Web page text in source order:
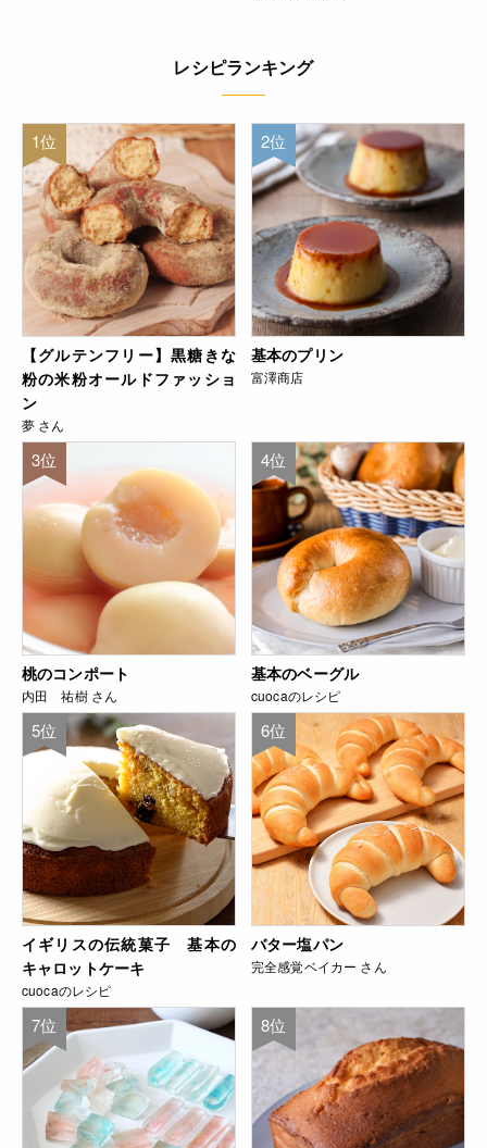
レシピランキング
1位
【グルテンフリー】黒糖きな
粉の米粉オールドファッショ
ン
夢 さん
2位
基本のプリン
富澤商店
3位
桃のコンポート
内田 祐樹 さん
4位
基本のベーグル
cuocaのレシピ
5位
イギリスの伝統菓子 基本の
キャロットケーキ
cuocaのレシピ
6位
バター塩パン
完全感覚ベイカー さん
7位 8位